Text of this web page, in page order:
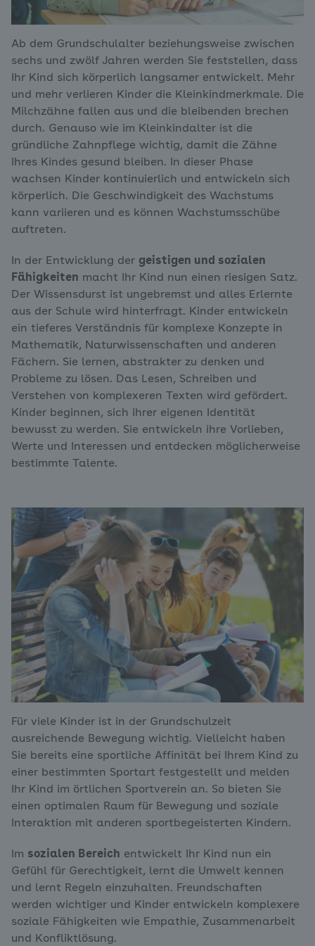
Ab dem Grundschulalter beziehungsweise zwischen
sechs und zwölf Jahren werden Sie feststellen, dass
Ihr Kind sich körperlich langsamer entwickelt. Mehr
und mehr verlieren Kinder die Kleinkindmerkmale. Die
Milchzähne fallen aus und die bleibenden brechen
durch. Genauso wie im Kleinkindalter ist die
gründliche Zahnpflege wichtig, damit die Zähne
Ihres Kindes gesund bleiben. In dieser Phase
wachsen Kinder kontinuierlich und entwickeln sich
körperlich. Die Geschwindigkeit des Wachstums
kann variieren und es können Wachstumsschübe
auftreten.
In der Entwicklung der geistigen und sozialen
Fähigkeiten macht Ihr Kind nun einen riesigen Satz.
Der Wissensdurst ist ungebremst und alles Erlernte
aus der Schule wird hinterfragt. Kinder entwickeln
ein tieferes Verständnis für komplexe Konzepte in
Mathematik, Naturwissenschaften und anderen
Fächern. Sie lernen, abstrakter zu denken und
Probleme zu lösen. Das Lesen, Schreiben und
Verstehen von komplexeren Texten wird gefördert.
Kinder beginnen, sich ihrer eigenen Identität
bewusst zu werden. Sie entwickeln ihre Vorlieben,
Werte und Interessen und entdecken möglicherweise
bestimmte Talente.
Für viele Kinder ist in der Grundschulzeit
ausreichende Bewegung wichtig. Vielleicht haben
Sie bereits eine sportliche Affinität bei Ihrem Kind zu
einer bestimmten Sportart festgestellt und melden
Ihr Kind im örtlichen Sportverein an. So bieten Sie
einen optimalen Raum für Bewegung und soziale
Interaktion mit anderen sportbegeisterten Kindern.
Im sozialen Bereich entwickelt Ihr Kind nun ein
Gefühl für Gerechtigkeit, lernt die Umwelt kennen
und lernt Regeln einzuhalten. Freundschaften
werden wichtiger und Kinder entwickeln komplexere
soziale Fähigkeiten wie Empathie, Zusammenarbeit
und Konfliktlösung.